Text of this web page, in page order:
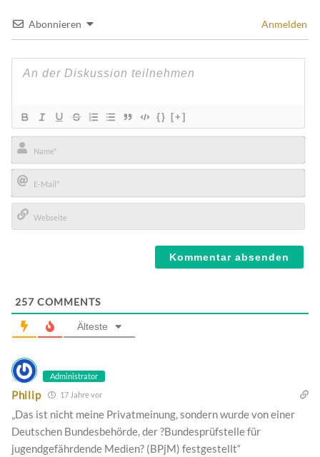
Abonnieren Anmelden
{} [+]
Name*
E-
Mail*
257 COMMENTS
Älteste
Administrator
Philip 17 Jahre vor
„Das ist nicht meine Privatmeinung, sondern wurde von einer
Deutschen Bundesbehörde, der ?Bundesprüfstelle für
jugendgefährdende Medien? (BPjM) festgestellt“